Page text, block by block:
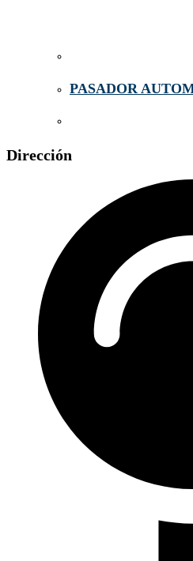
PASADOR
Dirección